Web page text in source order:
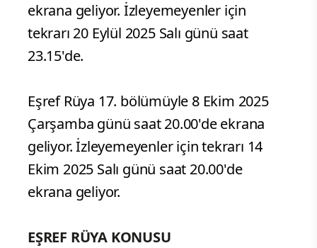
ekrana geliyor. İzleyemeyenler için
tekrarı 20 Eylül 2025 Salı günü saat
23.15'de.
Eşref Rüya 17. bölümüyle 8 Ekim 2025
Çarşamba günü saat 20.00'de ekrana
geliyor. İzleyemeyenler için tekrarı 14
Ekim 2025 Salı günü saat 20.00'de
ekrana geliyor.
EŞREF RÜYA KONUSU